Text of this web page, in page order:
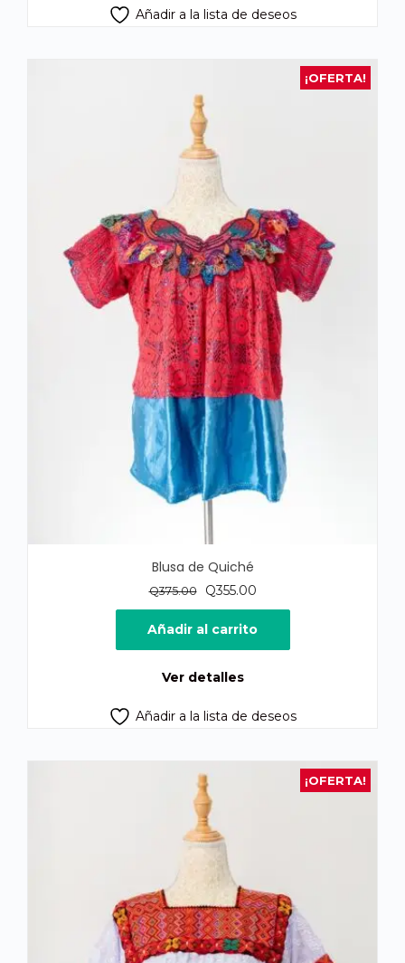
Añadir a la lista de deseos
¡OFERTA!
Blusa de Quiché
Q375.00
El
precio
original
era:
Q355.00El
precio
actual
es:
Añadir al carrito
Ver detalles
Añadir a la lista de deseos
¡OFERTA!